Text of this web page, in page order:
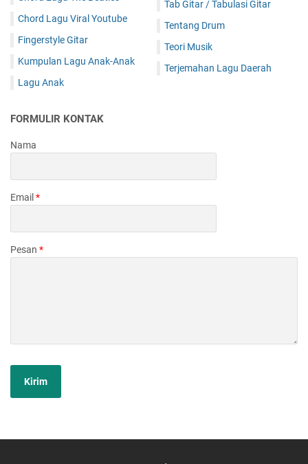
Chord Lagu Viral Youtube
Fingerstyle Gitar
Kumpulan Lagu Anak-Anak
Lagu Anak
Tab Gitar / Tabulasi Gitar
Tentang Drum
Teori Musik
Terjemahan Lagu Daerah
FORMULIR KONTAK
Nama
Email *
Pesan *